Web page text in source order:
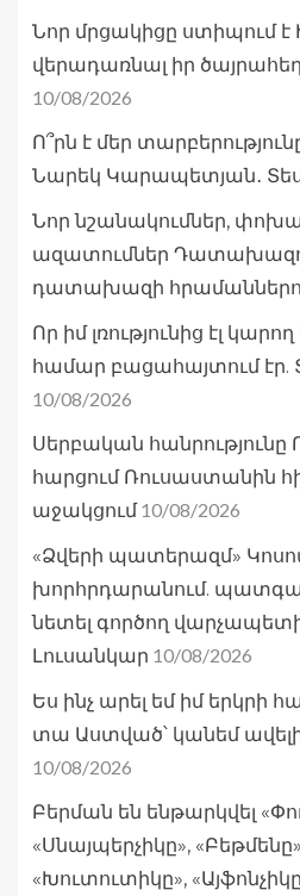
Նոր մրցակիցը ստիպում է
վերադառնալ իր
10/08/2026
Ո՞րն է մեր
Նարեկ Կարապետյան․
Նոր նշանակումներ,
ազատումներ
դատախազի
Որ իմ լռությունից էլ
համար բացահայտում էր.
10/08/2026
Սերբական հանրությունը
հարցում Ռուսաստանին
աջակցում 10/08/2026
«Ձվերի պատերազմ»
խորհրդարանում.
նետել գործող
Լուսանկար 10/08/2026
Ես ինչ արել եմ իմ երկրի
տա Աստված՝ կանեմ
10/08/2026
Բերման են ենթարկվել
«Սնայպերչիկը»,
«Խուտուտիկը»,